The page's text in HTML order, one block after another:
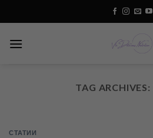
to
TAG ARCHIVES:
СТАТИИ